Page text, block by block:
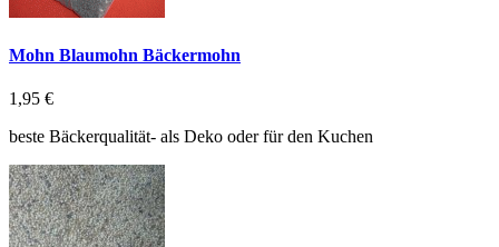
Mohn Blaumohn Bäckermohn
1,95 €
beste Bäckerqualität- als Deko oder für den Kuchen